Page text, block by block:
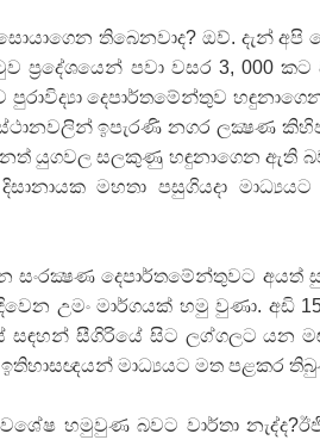
තිබෙනවාද? ඔව්. දැන් අපි
පවා වසර 3, 000 කට
දෙපාර්තමේන්තුව
ඉපැරණි නගර ලක්‍ෂණ
යුගවල සලකුණු හඳුනාගෙන ඇති
මහතා පසුගියදා මාධ්‍යයට
දෙපාර්තමේන්තුවට අයත්
උමං මාර්ගයක් හමු වුණා. අඩි
සඳහන් සීගිරියේ සිට ලග්ගලට යන
මාධ්‍යයට මත පළකර
හමුවුණ බවට වාර්තා